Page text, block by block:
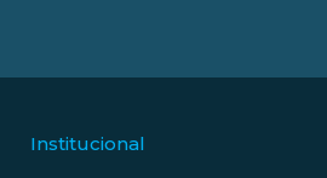
Institucional